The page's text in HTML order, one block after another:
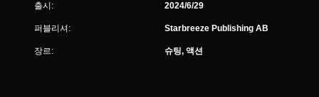
출시: 2024/6/29
퍼블리셔: Starbreeze Publishing AB
장르: 슈팅, 액션